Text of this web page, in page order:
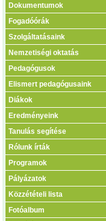
Dokumentumok
Fogadóórák
Szolgáltatásaink
Nemzetiségi oktatás
Pedagógusok
Elismert pedagógusaink
Diákok
Eredményeink
Tanulás segítése
Rólunk írták
Programok
Pályázatok
Közzétételi lista
Fotóalbum